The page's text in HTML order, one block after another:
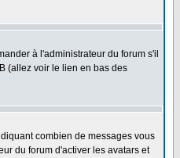
à l'administrateur du forum s'il
(allez voir le lien en bas des
combien de messages vous
du forum d'activer les avatars et